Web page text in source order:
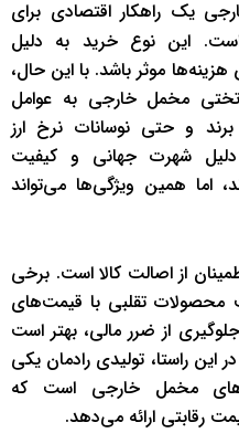
یک راهکار اقتصادی برای
است. این نوع خرید به دلیل
موثر باشد. با این حال،
مخمل خارجی به عوامل
برند و حتی نوسانات نرخ ارز
شهرت جهانی و کیفیت
اما همین ویژگی‌ها می‌تواند
از اصالت کالا است. برخی
محصولات تقلبی با قیمت‌های
جلوگیری از ضرر مالی، بهتر است
این راستا، تولیدی رادمان یکی
مخمل خارجی است که
رقابتی ارائه می‌دهد.